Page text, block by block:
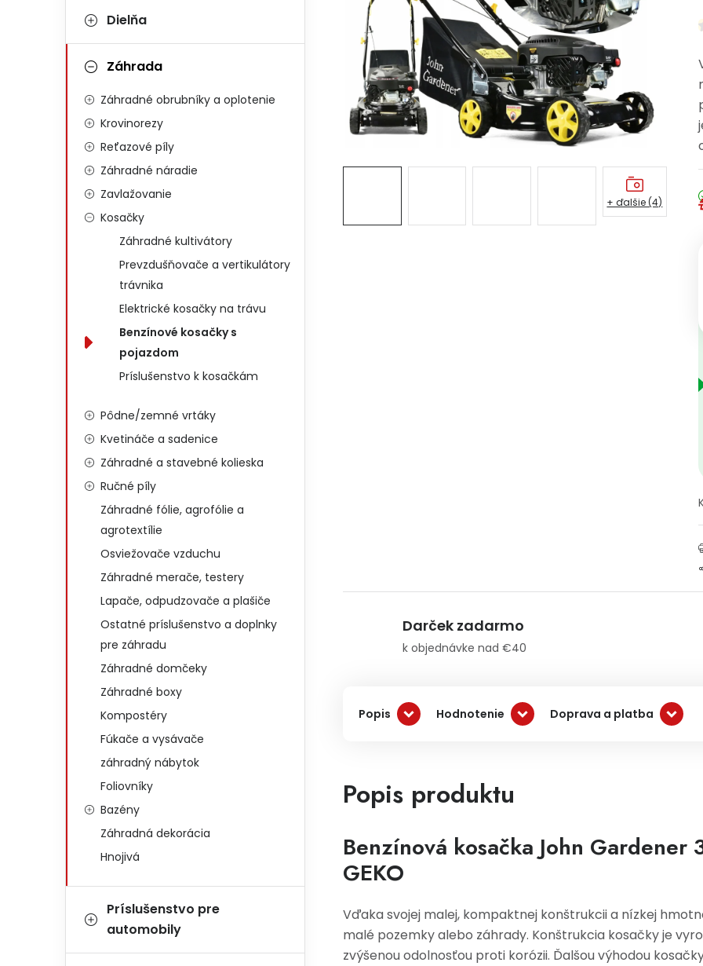
Dielňa
Záhrada
Záhradné obrubníky a oplotenie
Krovinorezy
Reťazové píly
Záhradné náradie
Zavlažovanie
Kosačky
Záhradné kultivátory
Prevzdušňovače a vertikulátory
trávnika
Elektrické kosačky na trávu
Benzínové kosačky s
pojazdom
Príslušenstvo k kosačkám
Pôdne/zemné vrtáky
Kvetináče a sadenice
Záhradné a stavebné kolieska
Ručné píly
Záhradné fólie, agrofólie a
agrotextílie
Osviežovače vzduchu
Záhradné merače, testery
Lapače, odpudzovače a plašiče
Ostatné príslušenstvo a doplnky
pre záhradu
Záhradné domčeky
Záhradné boxy
Kompostéry
Fúkače a vysávače
záhradný nábytok
Foliovníky
Bazény
Záhradná dekorácia
Hnojivá
Príslušenstvo pre
automobily
+ ďalšie (4)
Darček zadarmo
k objednávke nad €40
Popis Hodnotenie Doprava a platba
Popis produktu
Benzínová kosačka John Gardener
GEKO
Vďaka svojej malej, kompaktnej konštrukcii a nízkej
malé pozemky alebo záhrady. Konštrukcia kosačky je
zvýšenou odolnosťou proti korózii. Ďalšou výhodou